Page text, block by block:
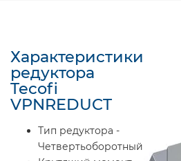
Характеристики
редуктора
Tecofi
VPNREDUCT
Тип редуктора -
Четвертьоборотный